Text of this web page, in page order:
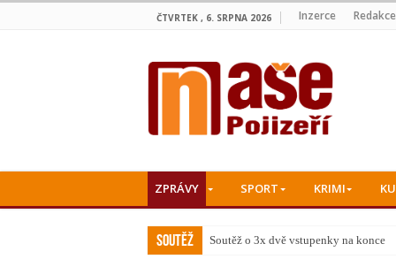
ČTVRTEK , 6. SRPNA 2026 Inzerce Redakce
ZPRÁVY SPORT KRIMI
Soutěž Soutěž o 3x dvě vstupenky na koncert